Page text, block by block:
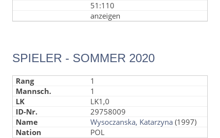
51:110
anzeigen
SPIELER - SOMMER 2020
1
1
LK1,0
29758009
Wysoczanska, Katarzyna (1997)
POL